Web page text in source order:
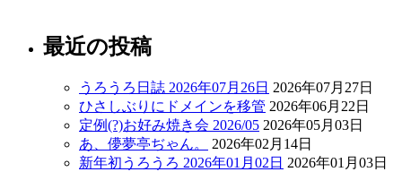
最近の投稿
うろうろ日誌 2026年07月26日 2026年07月27日
ひさしぶりにドメインを移管 2026年06月22日
定例(?)お好み焼き会 2026/05 2026年05月03日
あ、儚夢亭ぢゃん。
2026年02月14日
新年初うろうろ 2026年01月02日 2026年01月03日